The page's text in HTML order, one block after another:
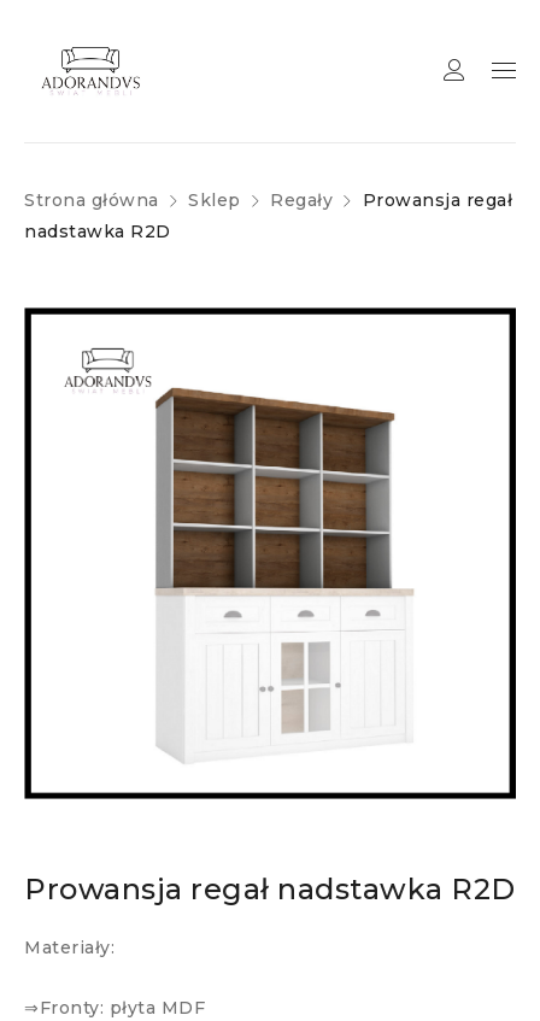
Strona główna Sklep Regały
Prowansja regał
nadstawka R2D
Prowansja regał nadstawka R2D
Materiały:
⇒Fronty: płyta MDF